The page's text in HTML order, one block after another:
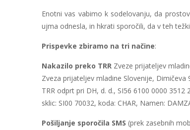
Enotni vas vabimo k sodelovanju, da
ujma odnesla, in hkrati sporočili, da v teh
Prispevke zbiramo na tri načine:
Nakazilo preko TRR Zveze prijateljev
Zveza prijateljev mladine Slovenije, Dimičeva
TRR odprt pri DH, d. d., SI56 6100 0000 3512
sklic: SI00 70032, koda: CHAR, Namen:
Pošiljanje sporočila SMS (prek zasebnih